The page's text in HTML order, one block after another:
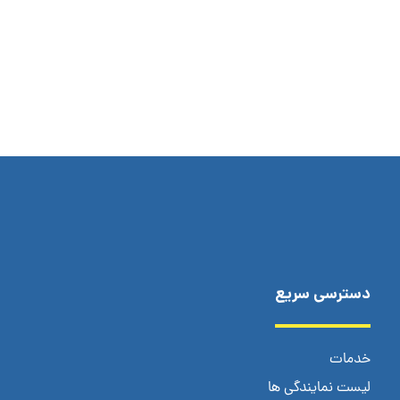
دسترسی سریع
خدمات
لیست نمایندگی ها